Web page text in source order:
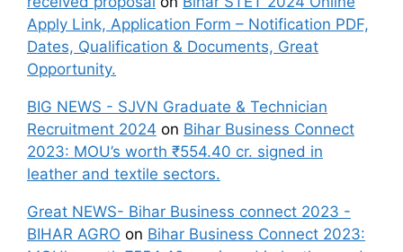
Apply Link, Application Form – Notification PDF,
Dates, Qualification & Documents, Great
Opportunity.
BIG NEWS - SJVN Graduate & Technician
Recruitment 2024 on Bihar Business Connect
2023: MOU’s worth ₹554.40 cr. signed in
leather and textile sectors.
Great NEWS- Bihar Business connect 2023 -
BIHAR AGRO on Bihar Business Connect 2023: